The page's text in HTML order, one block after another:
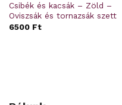
Csibék és kacsák – Zöld –
Oviszsák és tornazsák szett
6500 Ft